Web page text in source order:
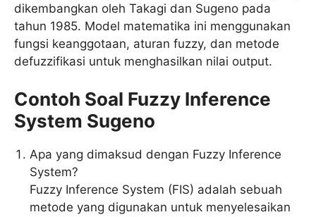
dikembangkan oleh Takagi dan Sugeno pada
tahun 1985. Model matematika ini menggunakan
fungsi keanggotaan, aturan fuzzy, dan metode
defuzzifikasi untuk menghasilkan nilai output.
Contoh Soal Fuzzy Inference
System Sugeno
Apa yang dimaksud dengan Fuzzy Inference
System?
Fuzzy Inference System (FIS) adalah sebuah
metode yang digunakan untuk menyelesaikan